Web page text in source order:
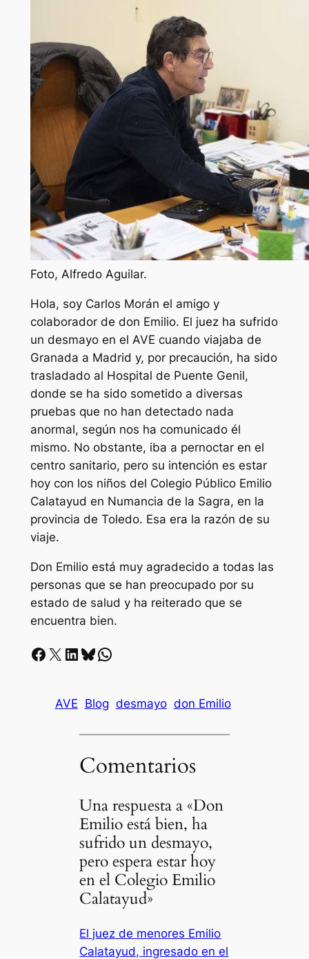
Foto, Alfredo Aguilar.
Hola, soy Carlos Morán el amigo y
colaborador de don Emilio. El juez ha sufrido
un desmayo en el AVE cuando viajaba de
Granada a Madrid y, por precaución, ha sido
trasladado al Hospital de Puente Genil,
donde se ha sido sometido a diversas
pruebas que no han detectado nada
anormal, según nos ha comunicado él
mismo. No obstante, iba a pernoctar en el
centro sanitario, pero su intención es estar
hoy con los niños del Colegio Público Emilio
Calatayud en Numancia de la Sagra, en la
provincia de Toledo. Esa era la razón de su
viaje.
Don Emilio está muy agradecido a todas las
personas que se han preocupado por su
estado de salud y ha reiterado que se
encuentra bien.
Facebook X LinkedIn Bluesky Whatsapp
AVE Blog desmayo don Emilio
Comentarios
Una respuesta a «Don
Emilio está bien, ha
sufrido un desmayo,
pero espera estar hoy
en el Colegio Emilio
Calatayud»
El juez de menores Emilio
Calatayud, ingresado en el